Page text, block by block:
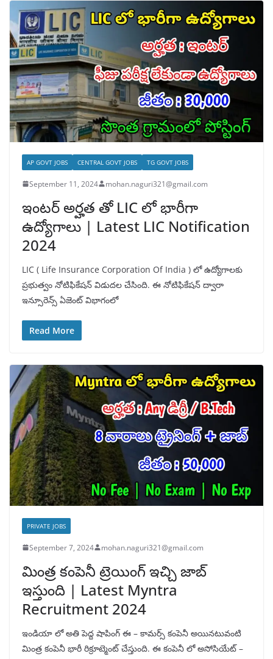
AP GOVT JOBS CENTRAL GOVT JOBS TG GOVT JOBS
September 11, 2024 mohan.naguri321@gmail.com
ఇంటర్ అర్హత తో LIC లో భారీగా
ఉద్యోగాలు | Latest LIC Notification
2024
LIC ( Life Insurance Corporation Of India ) లో ఉద్యోగాలకు
ప్రభుత్వం నోటిఫికేషన్ విడుదల చేసింది. ఈ నోటిఫికేషన్ ద్వారా
ఇన్సూరెన్స్ ఏజెంట్ విభాగంలో
Read More
PRIVATE JOBS
September 7, 2024 mohan.naguri321@gmail.com
మింత్ర కంపెనీ ట్రెయింగ్ ఇచ్చి జాబ్
ఇస్తుంది | Latest Myntra
Recruitment 2024
ఇండియా లో అతి పెద్ద షాపింగ్ ఈ – కామర్స్ కంపెనీ అయినటువంటి
మింత్ర కంపెనీ భారీ రిక్రూట్మెంట్ చేస్తుంది. ఈ కంపెనీ లో అసోసియేట్ –